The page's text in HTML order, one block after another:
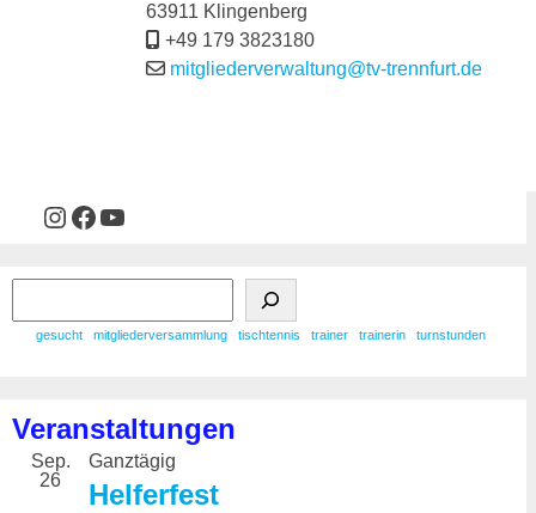
63911 Klingenberg
+49 179 3823180
mitgliederverwaltung@tv-trennfurt.de
gesucht mitgliederversammlung tischtennis trainer trainerin turnstunden
Veranstaltungen
Sep.
26
Ganztägig
Helferfest